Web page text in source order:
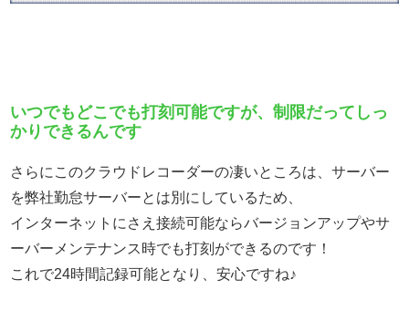
いつでもどこでも打刻可能ですが、制限だってしっ
かりできるんです
さらにこのクラウドレコーダーの凄いところは、サーバー
を弊社勤怠サーバーとは別にしているため、
インターネットにさえ接続可能ならバージョンアップやサ
ーバーメンテナンス時でも打刻ができるのです！
これで24時間記録可能となり、安心ですね♪